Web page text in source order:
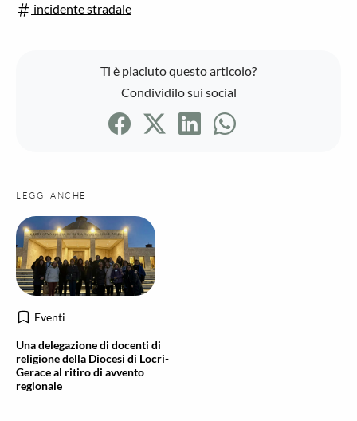
incidente stradale
Ti è piaciuto questo articolo?
Condividilo sui social
LEGGI ANCHE
Eventi
Una delegazione di docenti di
religione della Diocesi di Locri-
Gerace al ritiro di avvento
regionale